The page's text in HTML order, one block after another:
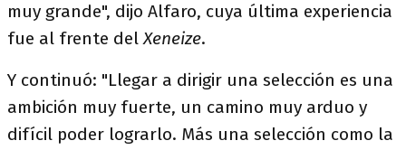
muy grande", dijo Alfaro, cuya última experiencia
fue al frente delXeneize.
Y continuó: "Llegar a dirigir una selección es una
ambición muy fuerte, un camino muy arduo y
difícil poder lograrlo. Más una selección como la